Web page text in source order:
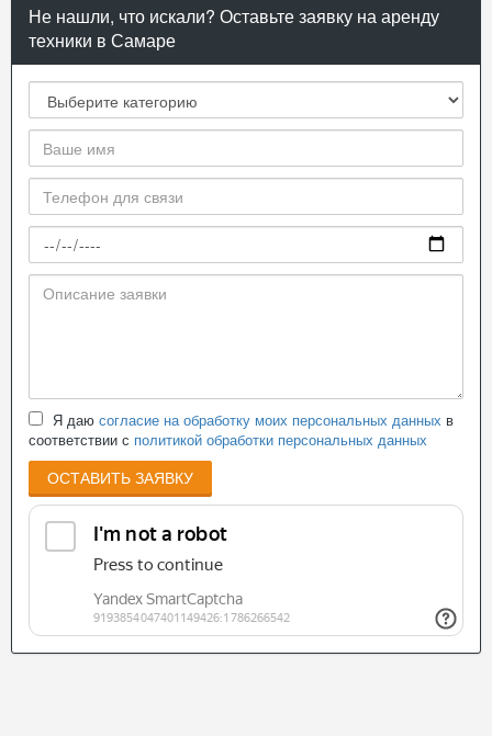
Не нашли, что искали? Оставьте заявку на аренду
техники в Самаре
Я даю согласие на обработку моих персональных данных в
соответствии с политикой обработки персональных данных
ОСТАВИТЬ ЗАЯВКУ